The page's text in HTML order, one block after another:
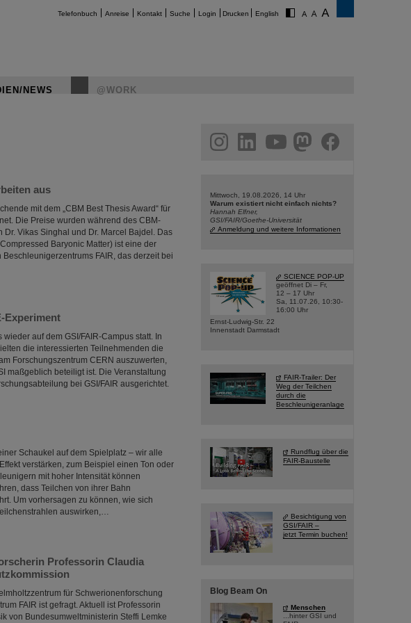
Telefonbuch Anreise Kontakt Suche Login Drucken English
NEWS @WORK
aus
mit dem „CBM Best Thesis Award“ für
Die Preise wurden während des CBM-
Vikas Singhal und Dr. Marcel Bajdel. Das
Baryonic Matter) ist eine der
FAIR, das derzeit bei
Experiment
auf dem GSI/FAIR-Campus statt. In
die interessierten Teilnehmenden die
Forschungszentrum CERN auszuwerten,
maßgeblich beteiligt ist. Die Veranstaltung
bei GSI/FAIR ausgerichtet.
Schaukel auf dem Spielplatz – wir alle
verstärken, zum Beispiel einen Ton oder
mit hoher Intensität können
dass Teilchen von ihrer Bahn
Um vorhersagen zu können, wie sich
auswirken,…
Professorin Claudia
für Schwerionenforschung
FAIR ist gefragt. Aktuell ist Professorin
von Bundesumweltministerin Steffi Lemke
facebook
Mittwoch, 19.08.2026, 14 Uhr
Warum existiert nicht einfach nichts?
Hannah Elfner,
GSI/FAIR/Goethe-Universität
Anmeldung und weitere Informationen
SCIENCE POP-UP
geöffnet Di – Fr,
12 – 17 Uhr
Sa, 11.07.26, 10:30-
16:00 Uhr
Ernst-Ludwig-Str. 22
Innenstadt Darmstadt
FAIR-Trailer: Der
Weg der Teilchen
durch die
Beschleunigeranlage
Rundflug über die
FAIR-Baustelle
Besichtigung von
GSI/FAIR –
jetzt Termin buchen!
Blog Beam On
Menschen
...hinter GSI und